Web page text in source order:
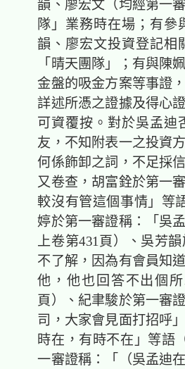
韻、廖宏文（均經第一
隊」業務時在場；有參
韻、廖宏文投資登記相
「晴天團隊」；有與陳
金盤的吸金方案等事證
詳述所憑之證據及得心
可資覆按。對於吳孟迪
友，不知附表一之投資
何係飾卸之詞，不足採
又卷查，胡富銓於第一
較沒有管這個事情」等
婷於第一審證稱：「吳
上卷第431頁）、吳芳
不了解，因為有會員知
他，他也回答不出個
頁）、紀聿駿於第一審
司，大家會見面打招呼
時在，有時不在」等語
一審證稱：「（吳孟迪